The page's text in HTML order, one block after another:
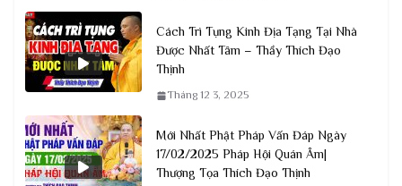
Cách Trì Tụng Kinh Địa Tạng Tại Nhà
Được Nhất Tâm – Thầy Thích Đạo
Thịnh
Tháng 12 3, 2025
Mới Nhất Phật Pháp Vấn Đáp Ngày
17/02/2025 Pháp Hội Quán Âm|
Thượng Tọa Thích Đạo Thịnh